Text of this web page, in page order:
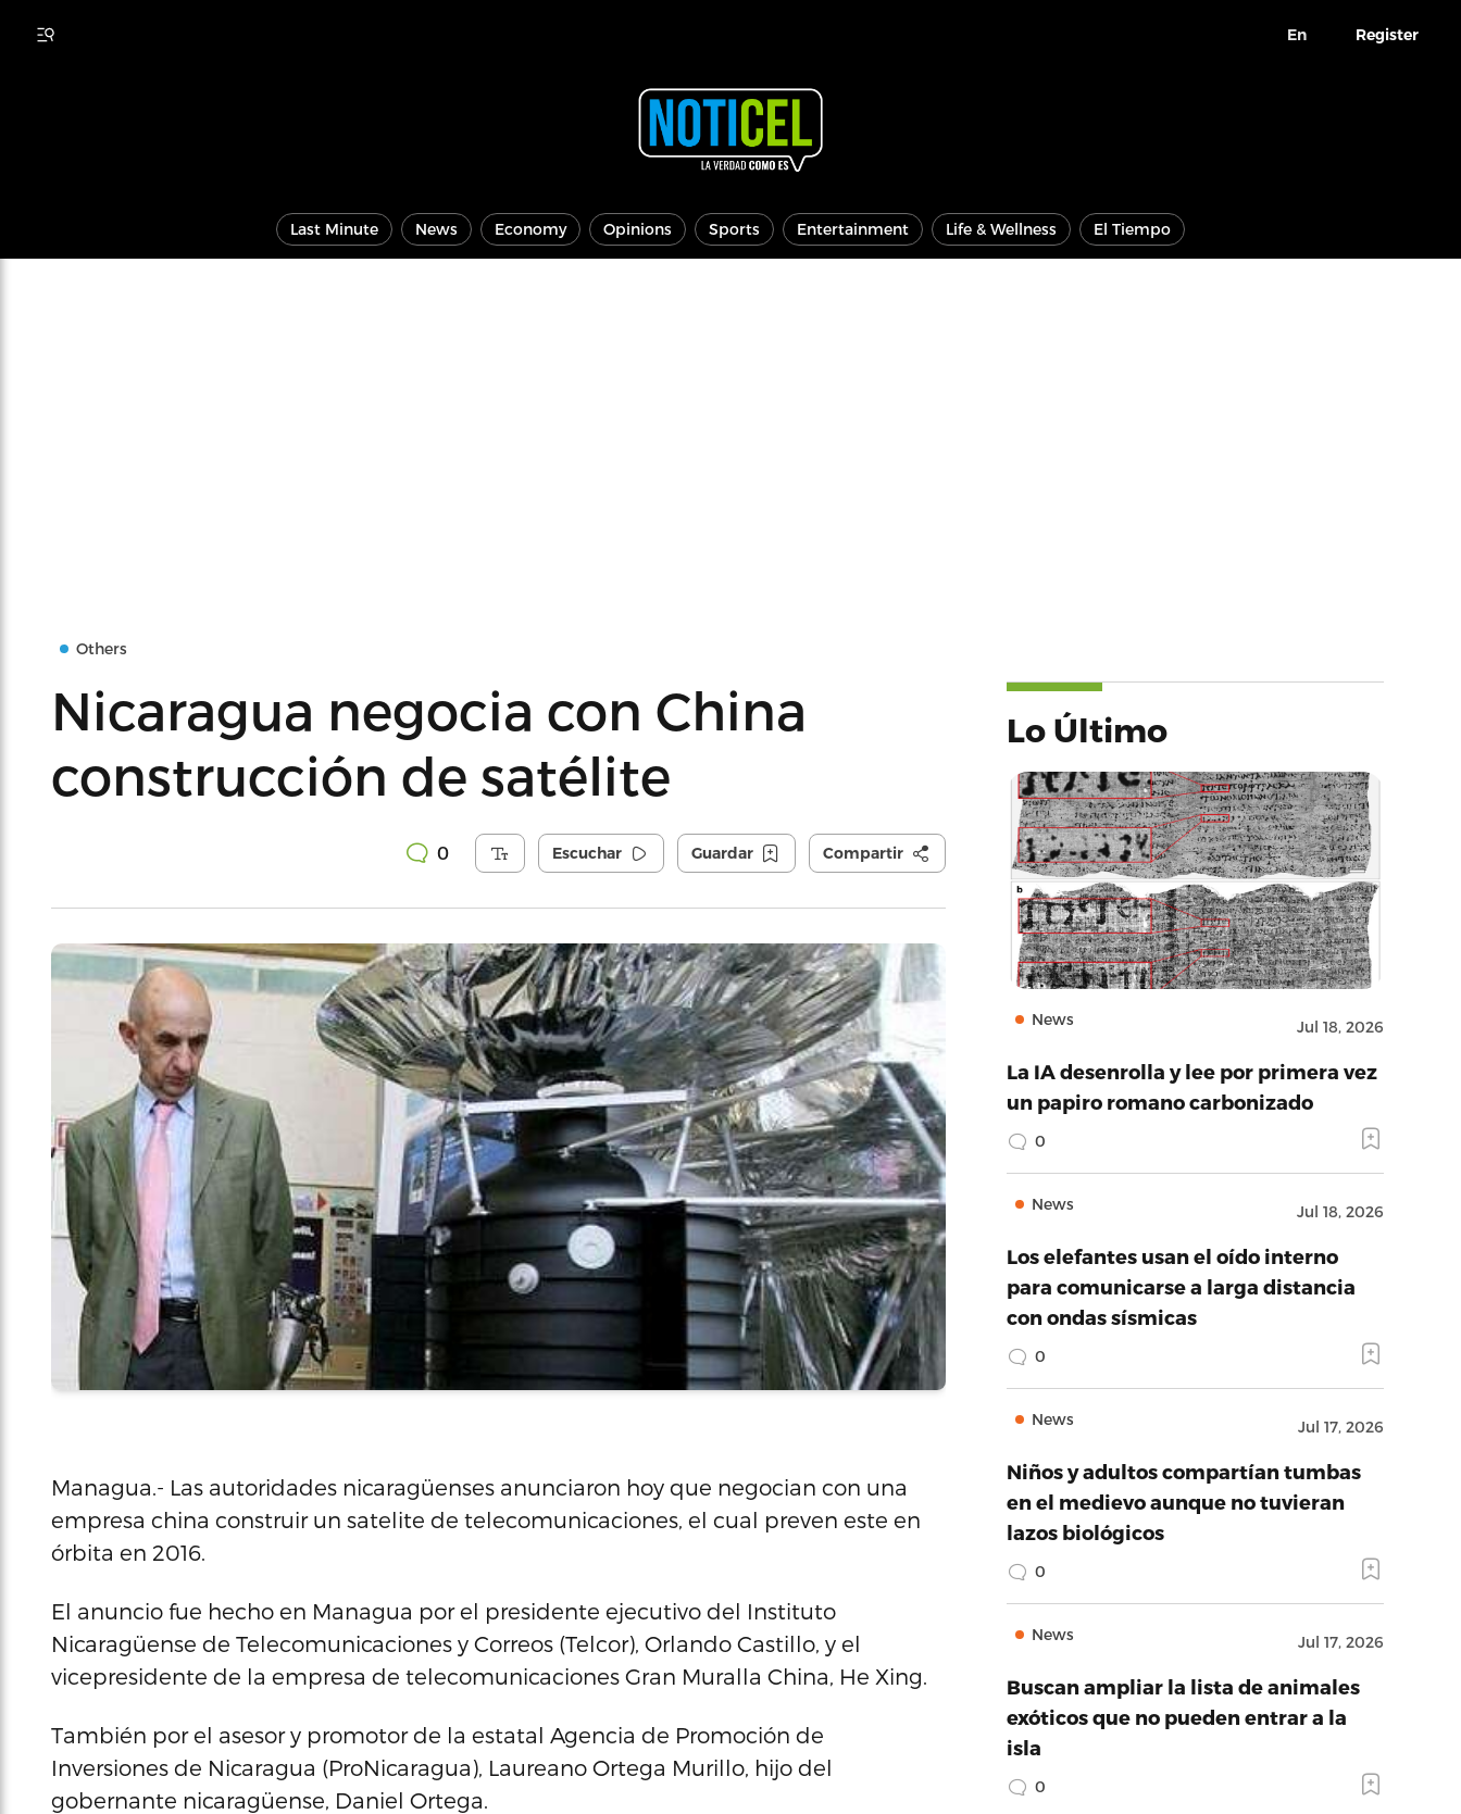
En Register
Last Minute News Economy Opinions Sports Entertainment Life & Wellness El Tiempo
Others
Nicaragua negocia con China
construcción de satélite
0 Escuchar Guardar Compartir
Managua.- Las autoridades nicaragüenses anunciaron hoy que negocian con una
empresa china construir un satelite de telecomunicaciones, el cual preven este en
órbita en 2016.
El anuncio fue hecho en Managua por el presidente ejecutivo del Instituto
Nicaragüense de Telecomunicaciones y Correos (Telcor), Orlando Castillo, y el
vicepresidente de la empresa de telecomunicaciones Gran Muralla China, He Xing.
También por el asesor y promotor de la estatal Agencia de Promoción de
Inversiones de Nicaragua (ProNicaragua), Laureano Ortega Murillo, hijo del
gobernante nicaragüense, Daniel Ortega.
Lo Último
News Jul 18, 2026
La IA desenrolla y lee por primera vez
un papiro romano carbonizado
0
News Jul 18, 2026
Los elefantes usan el oído interno
para comunicarse a larga distancia
con ondas sísmicas
0
News Jul 17, 2026
Niños y adultos compartían tumbas
en el medievo aunque no tuvieran
lazos biológicos
0
News Jul 17, 2026
Buscan ampliar la lista de animales
exóticos que no pueden entrar a la
isla
0